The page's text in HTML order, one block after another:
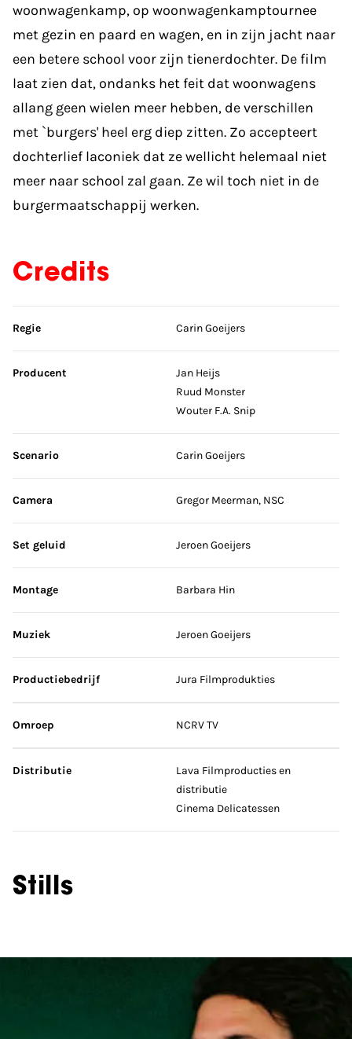
woonwagenkamp, op woonwagenkamptournee
met gezin en paard en wagen, en in zijn jacht naar
een betere school voor zijn tienerdochter. De film
laat zien dat, ondanks het feit dat woonwagens
allang geen wielen meer hebben, de verschillen
met `burgers' heel erg diep zitten. Zo accepteert
dochterlief laconiek dat ze wellicht helemaal niet
meer naar school zal gaan. Ze wil toch niet in de
burgermaatschappij werken.
Credits
Sla credits over
Regie Carin Goeijers
Producent
Jan Heijs
Ruud Monster
Wouter F.A. Snip
Scenario Carin Goeijers
Camera Gregor Meerman, NSC
Set geluid Jeroen Goeijers
Montage Barbara Hin
Muziek Jeroen Goeijers
Productiebedrijf Jura Filmprodukties
Omroep NCRV TV
Distributie
Lava Filmproducties en
distributie
Cinema Delicatessen
Stills